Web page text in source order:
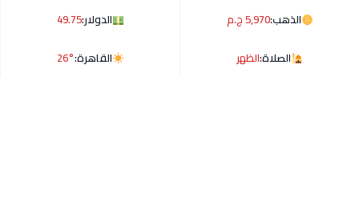
الذهب:5,970 ج.م الدولار:49.75
الصلاة:الظهر القاهرة:26°